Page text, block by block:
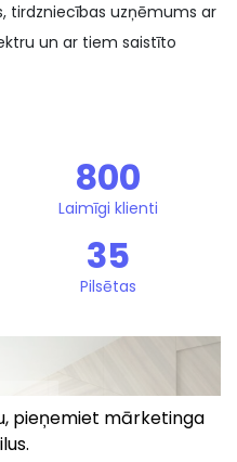
tirdzniecības uzņēmums ar
un ar tiem saistīto
800
Laimīgi klienti
35
Pilsētas
pieņemiet mārketinga